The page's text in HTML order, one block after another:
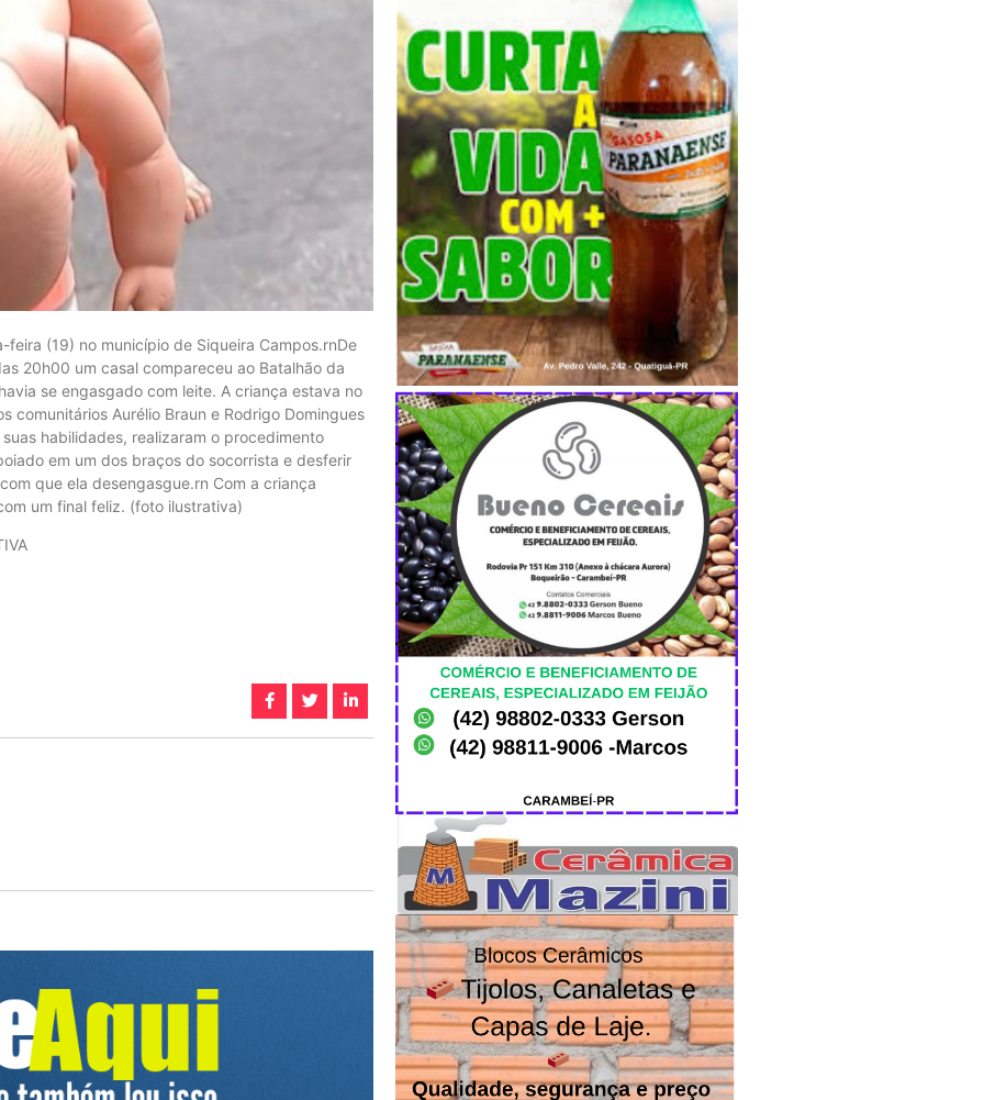
(19) no município de Siqueira Campos.rnDe
20h00 um casal compareceu ao Batalhão da
se engasgado com leite. A criança estava no
comunitários Aurélio Braun e Rodrigo Domingues
habilidades, realizaram o procedimento
em um dos braços do socorrista e desferir
que ela desengasgue.rn Com a criança
um final feliz. (foto ilustrativa)